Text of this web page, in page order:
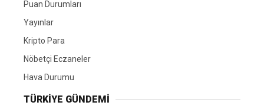
Puan Durumları
Yayınlar
Kripto Para
Nöbetçi Eczaneler
Hava Durumu
TÜRKIYE GÜNDEMI